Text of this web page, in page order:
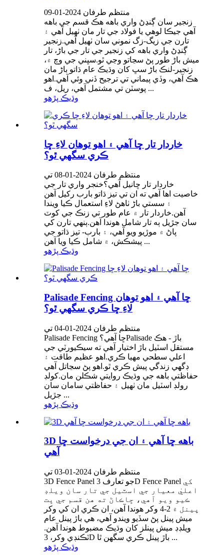
منتظم طرفان 2024-01-09
زنجير سان ڳنڍڻ واري باهه هڪ قسم جي باهه
آهي جيڪا لوهي يا فولاد جي تار مان ٺهيل آهي ۽
تارن جي زيگ-زگ نموني سان ٺهيل آهي.زنجير
ڳنڍڻ واري باهه کي زنجير جي تار جي باڑ، تار
ميش باڑ طور پڻ سڃاتو وڃي ٿو.سڀني جي وچ ۾،
زنجير-لنڪ باڑ سڀ کان وڌيڪ عام ڌاتو باڑ مان
هڪ آهي، وڏي پيماني تي ترجيح ڏني وئي آهي.اهو
پوسٽن تي مشتمل آهي، ريل، ف ...
وڌيڪ پڙهو
خاردار تار ڇا آهي ۽ اهو توهان لاءِ ڇا
ڪري سگهي ٿو؟
منتظم طرفان 2024-01-08 تي
خاردار تار ڇانيل آهي؟خنجر واري تار جي
خاصيت اها آهي ته ان تي تيز ڌاتو بارب رکيل آهن
۽ سستي باڑ ٺاهڻ لاءِ استعمال ڪيا ويندا
آهن.خاردار تار ۾ عام طور تي زنڪ جي کوٽ
سان جڙيل ٻه تار شامل هوندا آهن.ٻنهي تارن کي
پاڻ ۾ موڙيو ويو آهي، ۽ بارب- تيز ڌاتو جي
پيشڪش، ۾ شامل ڪيا ويا آهن ...
وڌيڪ پڙهو
Palisade Fencing ڇا آهي ۽ اهو توهان
لاءِ ڇا ڪري سگهي ٿو؟
منتظم طرفان 2024-01-04 تي
Palisade Fencing ڇا آهي؟Palisade باڙ - هڪ
مستقل اسٽيل باڙ اختيار آهي ته سيڪيورٽي جي
اعلي سطحي مهيا ڪري.اهو عظيم طاقت ۽
ڊگهي زندگي پيش ڪري ٿو.اهو پڻ سڃاتل آهي
حفاظتي باهه جي وڌيڪ روايتي شڪلن مان.کولڊ
رولڊ اسٽيل مان ٺهيل ۽ حفاظتي سامان سان
جڙيل ...
وڌيڪ پڙهو
3D باهه ڇا آهي ۽ ان جي درخواست ڇا
آهي
منتظم طرفان 2024-01-03 تي
3D Fence Panel جو تعارف 3D Fence Panel کي
اعليٰ معيار جي اسٽيل جي تار سان ويلڊ
ڪيو ويو آهي، ڇاڪاڻ ته هن قسم جي ڀت
پينل ۾ 2-4 وکر هوندا آهن، ان ڪري ان کي وکر
ميش پينل پڻ سڏيو ويندو آهي، هي باڙ پينل عام
ويلڊڊ ميش پينلز کان وڌيڪ مضبوط هوندا آهن.
ٽڪنڊي وکر، 3D باڙ پينل ڪري سگهن ٿا ...
وڌيڪ پڙهو